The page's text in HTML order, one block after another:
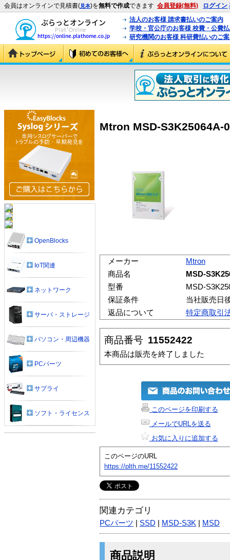
会員はオンラインで見積書(見本)を無料で作成できます 会員登録(無料) ログイン
法人のお客様 請求書払いのご案内
学校・官公庁のお客様 校費・公費
研究機関のお客様 科研費払いのご
Mtron MSD-S3K25064A-
メーカー
Mtron
商品名
MSD-
型番
MSD-
保証条件
当社販売日
返品について
特定商取引
商品番号 11552422
本商品は販売を終了しました
このページを印刷する
メールでURLを送る
お気に入りに追加する
このページのURL
https://plth.me/11552422
関連カテゴリ
PCパーツ SSD MSD-S3K MSD
商品説明
OpenBlocks
IoT関連
ネットワーク
サーバ・ストレージ
パソコン・周辺機器
PCパーツ
サプライ
ソフト・ライセンス